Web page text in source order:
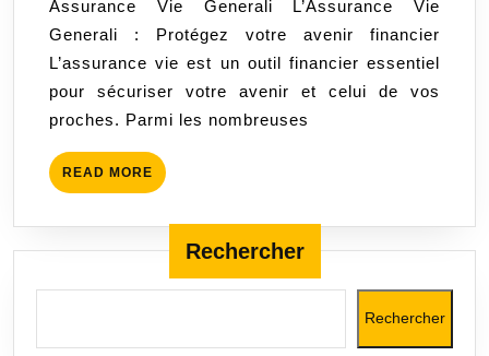
Protégez
votre
avenir
financier
avec
Assurance Vie Generali L’Assurance Vie
Generali : Protégez votre avenir financier
L’assurance vie est un outil financier essentiel
pour sécuriser votre avenir et celui de vos
proches. Parmi les nombreuses
READ MORE READ
MORE
Rechercher
Rechercher